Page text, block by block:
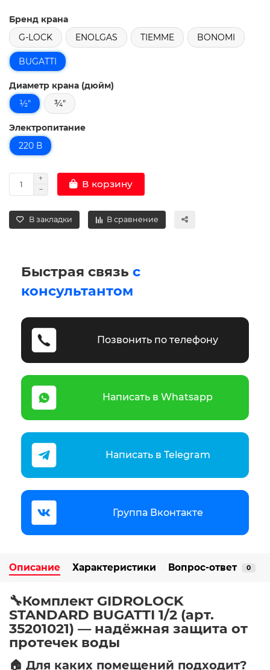
Бренд крана
G-LOCK
ENOLGAS TIEMME BONOMI
BUGATTI
Диаметр крана (дюйм)
½"
¾"
Электропитание
220 В
В корзину
В закладки В сравнение
Быстрая связь с
консультантом
Позвонить по телефону
Написать в Whatsapp
Написать в Telegram
Группа Вконтакте
Описание Характеристики Вопрос-ответ 0
🔧Комплект GIDROLOCK
STANDARD BUGATTI 1/2 (арт.
35201021) — надёжная защита от
протечек воды
🏠 Для каких помещений подходит?